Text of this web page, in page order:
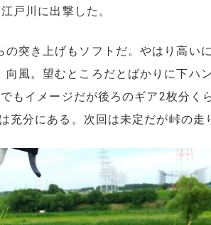
戸川に出撃した。
突き上げもソフトだ。やはり高い
風。望むところだとばかりに下ハ
もイメージだが後ろのギア2枚分く
分にある。次回は未定だが峠の走